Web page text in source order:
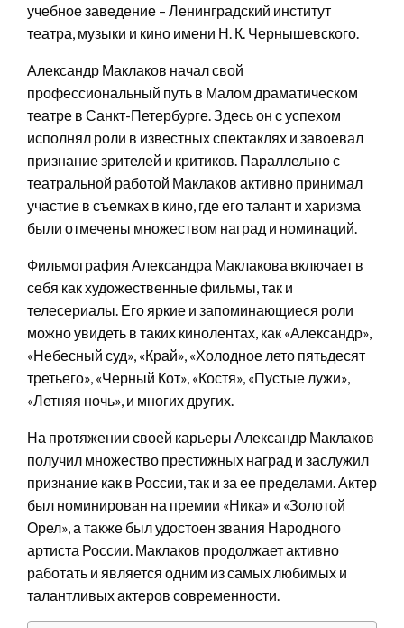
учебное заведение – Ленинградский институт
театра, музыки и кино имени Н. К. Чернышевского.
Александр Маклаков начал свой
профессиональный путь в Малом драматическом
театре в Санкт-Петербурге. Здесь он с успехом
исполнял роли в известных спектаклях и завоевал
признание зрителей и критиков. Параллельно с
театральной работой Маклаков активно принимал
участие в съемках в кино, где его талант и харизма
были отмечены множеством наград и номинаций.
Фильмография Александра Маклакова включает в
себя как художественные фильмы, так и
телесериалы. Его яркие и запоминающиеся роли
можно увидеть в таких кинолентах, как «Александр»,
«Небесный суд», «Край», «Холодное лето пятьдесят
третьего», «Черный Кот», «Костя», «Пустые лужи»,
«Летняя ночь», и многих других.
На протяжении своей карьеры Александр Маклаков
получил множество престижных наград и заслужил
признание как в России, так и за ее пределами. Актер
был номинирован на премии «Ника» и «Золотой
Орел», а также был удостоен звания Народного
артиста России. Маклаков продолжает активно
работать и является одним из самых любимых и
талантливых актеров современности.